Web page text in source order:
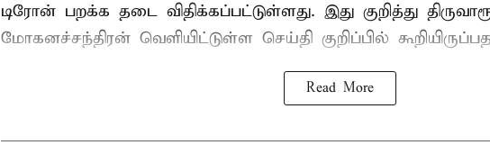
டிரோன் பறக்க தடை விதிக்கப்பட்டுள்ளது. இது குறித்து
மோகனச்சந்திரன் வெளியிட்டுள்ள செய்தி குறிப்பில்
Read More